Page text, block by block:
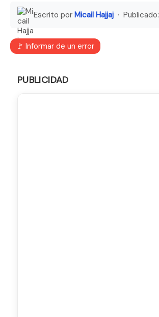
Escrito por Micail Hajjaj · Publicado:
🚩 Informar de un error
PUBLICIDAD